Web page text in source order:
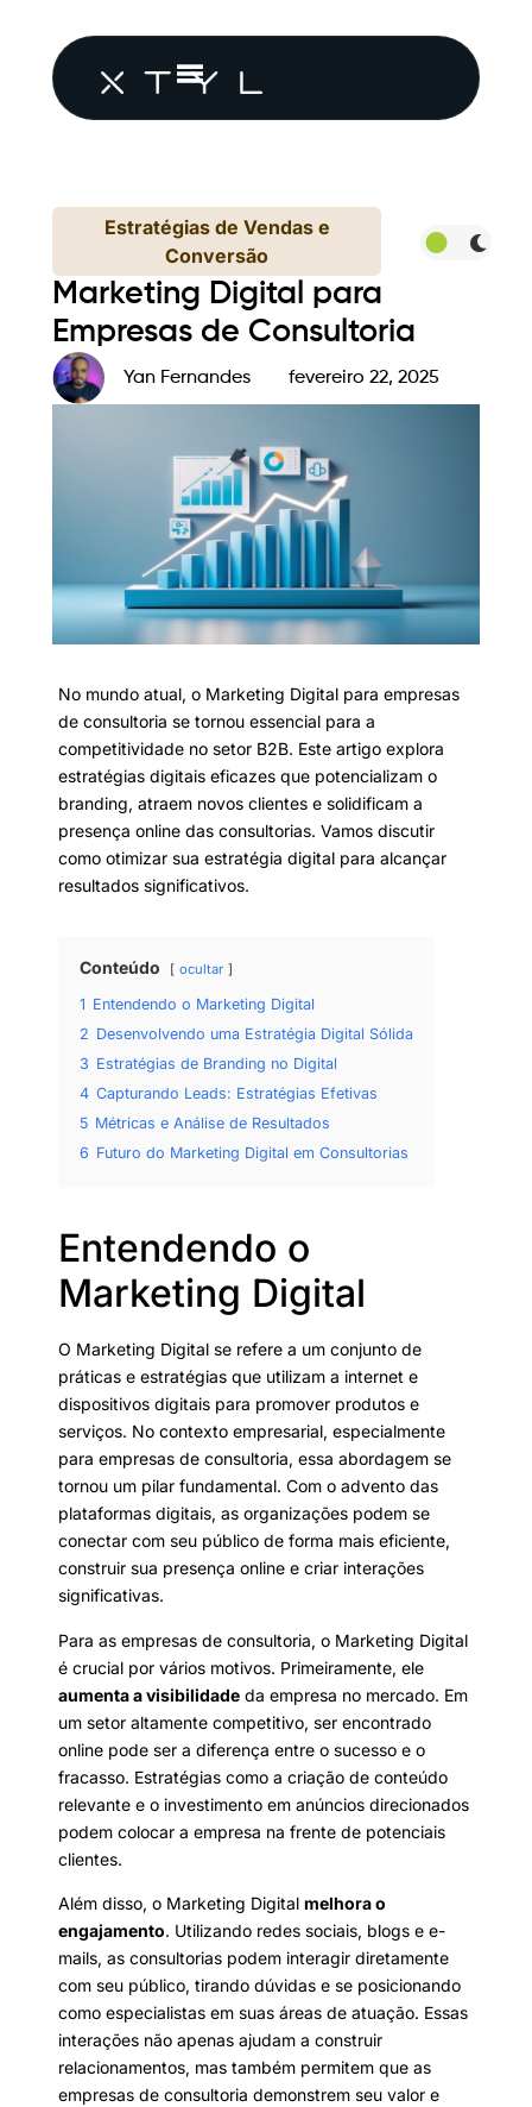
Estratégias de Vendas e
Conversão
Marketing Digital para
Empresas de Consultoria
Yan Fernandes fevereiro 22, 2025
No mundo atual, o Marketing Digital para empresas
de consultoria se tornou essencial para a
competitividade no setor B2B. Este artigo explora
estratégias digitais eficazes que potencializam o
branding, atraem novos clientes e solidificam a
presença online das consultorias. Vamos discutir
como otimizar sua estratégia digital para alcançar
resultados significativos.
Conteúdo ocultar
1 Entendendo o Marketing Digital
2 Desenvolvendo uma Estratégia Digital Sólida
3 Estratégias de Branding no Digital
4 Capturando Leads: Estratégias Efetivas
5 Métricas e Análise de Resultados
6 Futuro do Marketing Digital em Consultorias
Entendendo o
Marketing Digital
O Marketing Digital se refere a um conjunto de
práticas e estratégias que utilizam a internet e
dispositivos digitais para promover produtos e
serviços. No contexto empresarial, especialmente
para empresas de consultoria, essa abordagem se
tornou um pilar fundamental. Com o advento das
plataformas digitais, as organizações podem se
conectar com seu público de forma mais eficiente,
construir sua presença online e criar interações
significativas.
Para as empresas de consultoria, o Marketing Digital
é crucial por vários motivos. Primeiramente, ele
aumenta a visibilidade da empresa no mercado. Em
um setor altamente competitivo, ser encontrado
online pode ser a diferença entre o sucesso e o
fracasso. Estratégias como a criação de conteúdo
relevante e o investimento em anúncios direcionados
podem colocar a empresa na frente de potenciais
clientes.
Além disso, o Marketing Digital melhora o
engajamento. Utilizando redes sociais, blogs e e-
mails, as consultorias podem interagir diretamente
com seu público, tirando dúvidas e se posicionando
como especialistas em suas áreas de atuação. Essas
interações não apenas ajudam a construir
relacionamentos, mas também permitem que as
empresas de consultoria demonstrem seu valor e